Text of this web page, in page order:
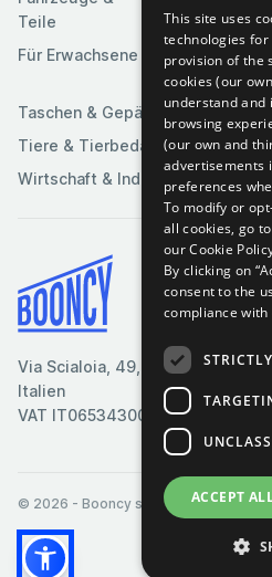
Teile
Für Erwachsene
Medien
Taschen & Gepäck
Tiere & Tierbedarf
Wirtschaft & Industrie
Via Scialoia, 49, Florenz,
Italien
VAT IT06534300485
© 2026 - Booncy srl - VAT
This site uses
technologies
provision of the
cookies (our
understand and
browsing
(our own and
advertisements
preferences
To modify or
all cookies, go
our Cookie
By clicking on
consent to the
compliance
ACCEPT